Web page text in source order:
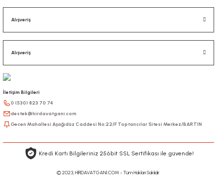
Alışveriş
Alışveriş
İletişim Bilgileri
0 (530) 823 70 74
destek@hirdavatgani.com
Gecen Mahallesi Aşağıdüz Caddesi No:22/F Toptancılar Sitesi Merkez/BARTIN
Kredi Kartı Bilgileriniz 256bit SSL Sertifikası ile güvende!
© 2023, HİRDAVATGANİ.COM - Tüm Hakları Saklıdır.